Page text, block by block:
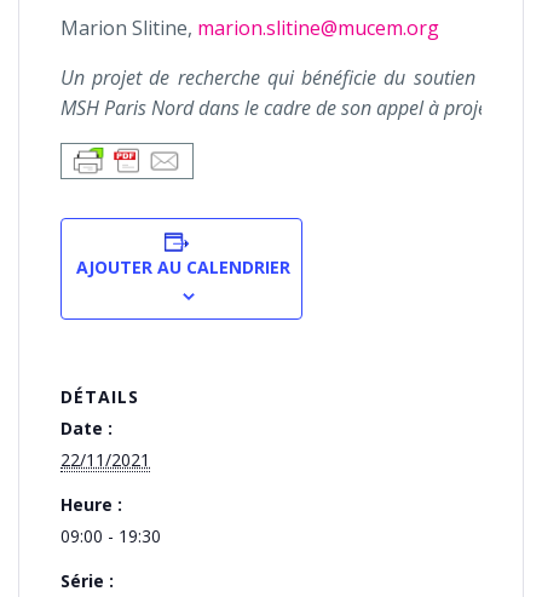
Marion Slitine, marion.slitine@mucem.org
Un projet de recherche qui bénéficie du soutien de la
MSH Paris Nord dans le cadre de son appel à projets.
AJOUTER AU CALENDRIER
DÉTAILS
Date :
22/11/2021
Heure :
09:00 - 19:30
Série :